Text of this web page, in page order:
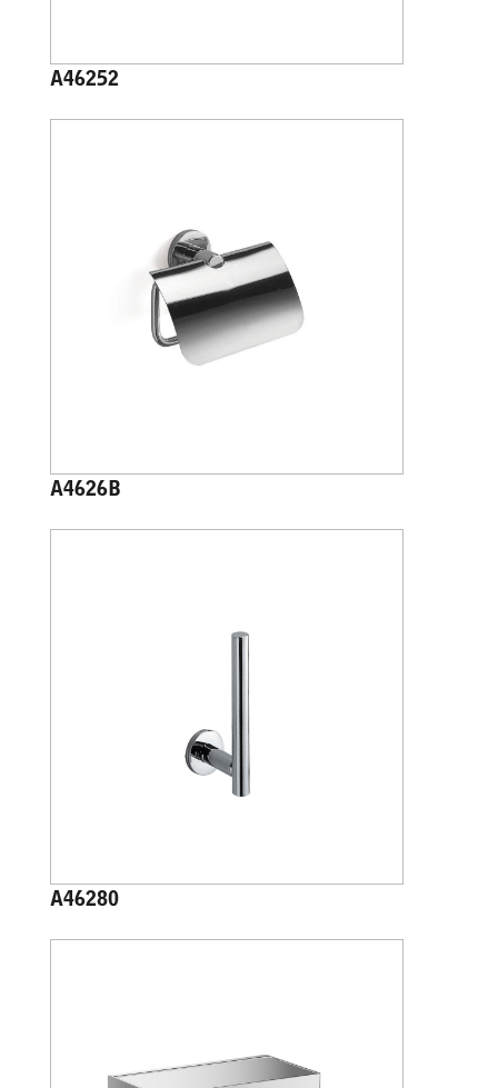
A46252
A4626B
A46280